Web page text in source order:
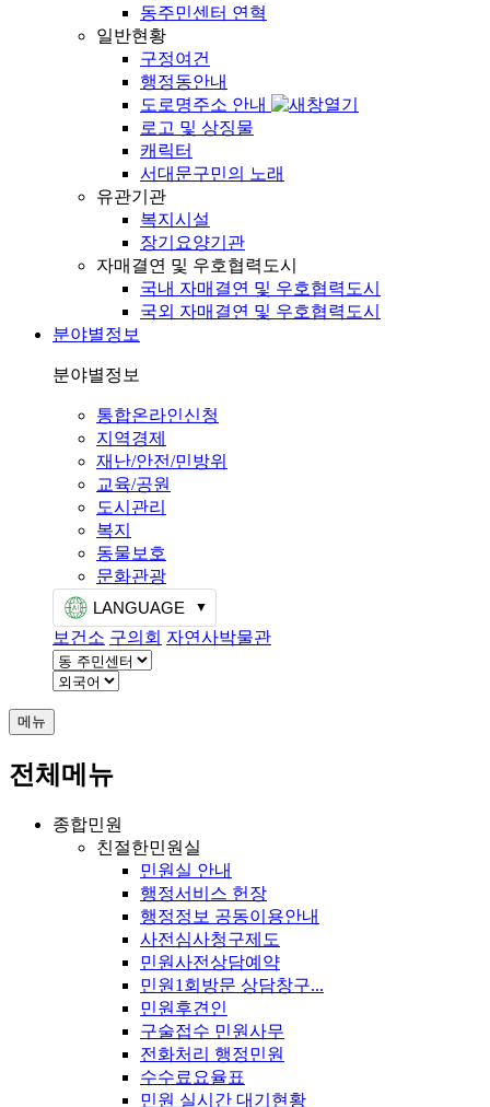
동주민센터 연혁
일반현황
구정여건
행정동안내
도로명주소 안내
로고 및 상징물
캐릭터
서대문구민의 노래
유관기관
복지시설
장기요양기관
자매결연 및 우호협력도시
국내 자매결연 및 우호협력도시
국외 자매결연 및 우호협력도시
분야별정보
분야별정보
통합온라인신청
지역경제
재난/안전/민방위
교육/공원
도시관리
복지
동물보호
문화관광
LANGUAGE
보건소 구의회 자연사박물관
메뉴
전체메뉴
종합민원
친절한민원실
민원실 안내
행정서비스 헌장
행정정보 공동이용안내
사전심사청구제도
민원사전상담예약
민원1회방문 상담창구...
민원후견인
구술접수 민원사무
전화처리 행정민원
수수료요율표
민원 실시간 대기현황